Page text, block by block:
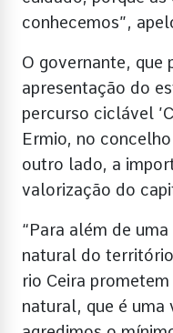
conhecemos”,
O governante, que
apresentação do
percurso ciclável
Ermio, no
outro lado, a
valorização do
“Para além de
natural do
rio Ceira
natural, que é uma